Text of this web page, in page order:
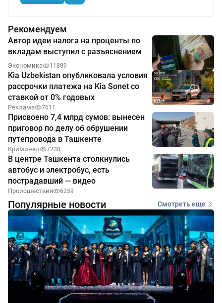
Рекомендуем
Автор идеи налога на проценты по
вкладам выступил с разъяснением
Экономика 11809
Kia Uzbekistan опубликовала условия
рассрочки платежа на Kia Sonet со
ставкой от 0% годовых
Реклама 7611
Присвоено 7,4 млрд сумов: вынесен
приговор по делу об обрушении
путепровода в Ташкенте
Криминал 7238
В центре Ташкента столкнулись
автобус и электробус, есть
пострадавший — видео
Происшествия 6259
Популярные новости Смотреть еще